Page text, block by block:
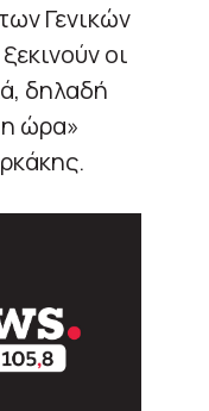
Γενικών
οι
δηλαδή
ώρα»